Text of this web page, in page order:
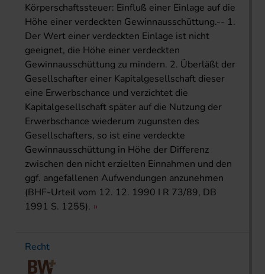
Körperschaftssteuer: Einfluß einer Einlage auf die
Höhe einer verdeckten Gewinnausschüttung.-- 1.
Der Wert einer verdeckten Einlage ist nicht
geeignet, die Höhe einer verdeckten
Gewinnausschüttung zu mindern. 2. Überläßt der
Gesellschafter einer Kapitalgesellschaft dieser
eine Erwerbschance und verzichtet die
Kapitalgesellschaft später auf die Nutzung der
Erwerbschance wiederum zugunsten des
Gesellschafters, so ist eine verdeckte
Gewinnausschüttung in Höhe der Differenz
zwischen den nicht erzielten Einnahmen und den
ggf. angefallenen Aufwendungen anzunehmen
(BHF-Urteil vom 12. 12. 1990 I R 73/89, DB
1991 S. 1255).
Recht